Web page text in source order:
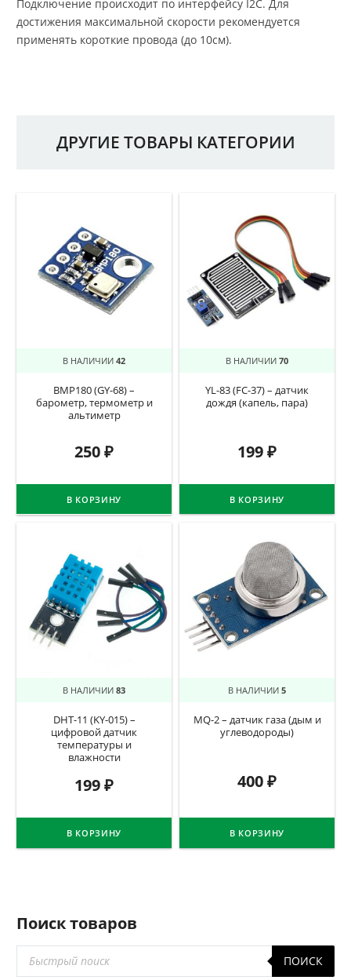
Подключение происходит по интерфейсу I2C. Для
достижения максимальной скорости рекомендуется
применять короткие провода (до 10см).
ДРУГИЕ ТОВАРЫ КАТЕГОРИИ
В НАЛИЧИИ 42
BMP180 (GY-68) –
барометр, термометр и
альтиметр
250₽
В КОРЗИНУ
В НАЛИЧИИ 70
YL-83 (FC-37) – датчик
дождя (капель, пара)
199₽
В КОРЗИНУ
В НАЛИЧИИ 83
DHT-11 (KY-015) –
цифровой датчик
температуры и
влажности
199₽
В КОРЗИНУ
В НАЛИЧИИ 5
MQ-2 – датчик газа (дым и
углеводороды)
400₽
В КОРЗИНУ
Поиск товаров
товаров
ПОИСК